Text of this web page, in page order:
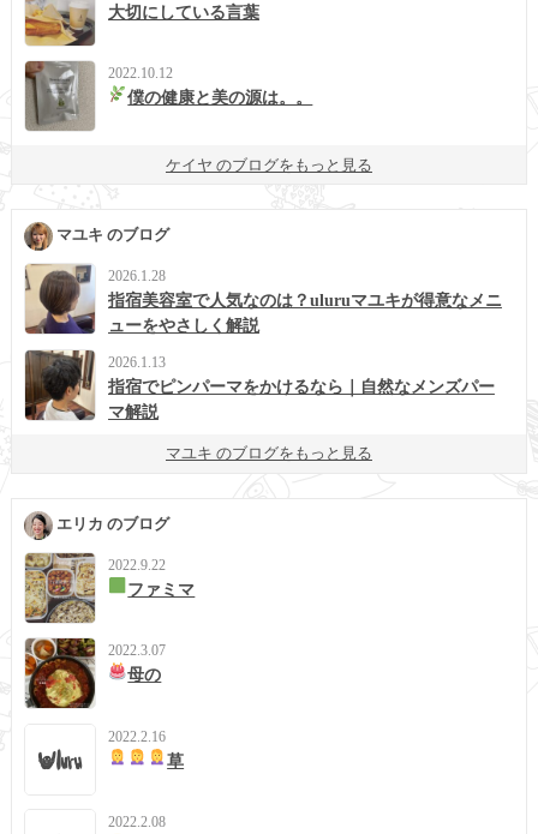
大切にしている言葉
2022.10.12
僕の健康と美の源は。。
ケイヤ のブログをもっと見る
マユキ のブログ
2026.1.28
指宿美容室で人気なのは？uluruマユキが得意なメニ
ューをやさしく解説
2026.1.13
指宿でピンパーマをかけるなら｜自然なメンズパー
マ解説
マユキ のブログをもっと見る
エリカ のブログ
2022.9.22
ファミマ
2022.3.07
母の
2022.2.16
草
2022.2.08